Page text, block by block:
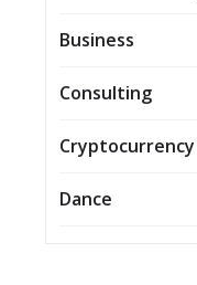
Business
Consulting
Cryptocurrency
Dance